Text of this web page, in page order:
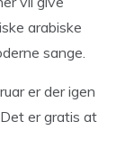
arabiske
sange.
er der igen
er gratis at